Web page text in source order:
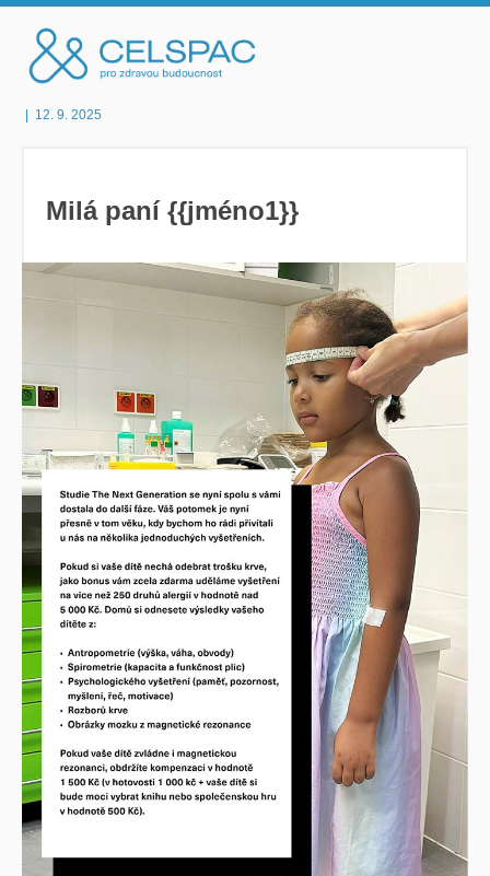
12. 9. 2025
Milá paní {{jméno1}}